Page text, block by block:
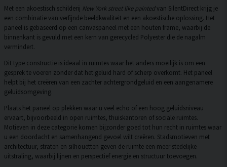
Met een akoestisch schilderij New York street like paintedvan SilentDirect krijg je
een combinatie van verfijnde beeldkwaliteit en een akoestische oplossing. Het
paneel is gebaseerd op een canvaspaneel met een houten frame, waarbij de
binnenkant is gevuld met een kern van gerecycled Polyester die de nagalm
vermindert.
Dit type constructie is ideaal in ruimtes waar het anders moeilijk is om een
gesprek te voeren zonder dat het geluid hard of scherp overkomt. Het paneel
helpt bij het creëren van een zachter achtergrondgeluid en een aangenamere
geluidsomgeving.
Plaats het paneel op plekken waar u veel echo of een hoog geluidsniveau
ervaart, bijvoorbeeld in open ruimtes, thuiskantoren of sociale ruimtes.
Motieven in deze categorie komen bijzonder goed tot hun recht in ruimtes waar
u een doordacht en samenhangend gevoel wilt creëren. Stadsmotieven met
architectuur, straten en silhouetten geven de ruimte een meer stedelijke
uitstraling, waarbij lijnen en perspectief energie en structuur toevoegen.